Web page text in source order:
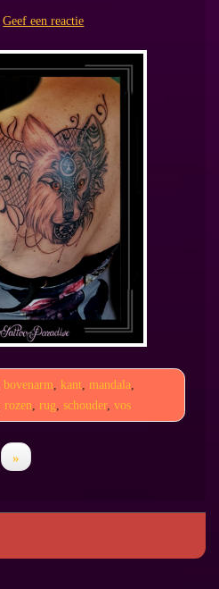
Geef een reactie
bovenarm, kant, mandala,
rozen rug schouder, vos
»